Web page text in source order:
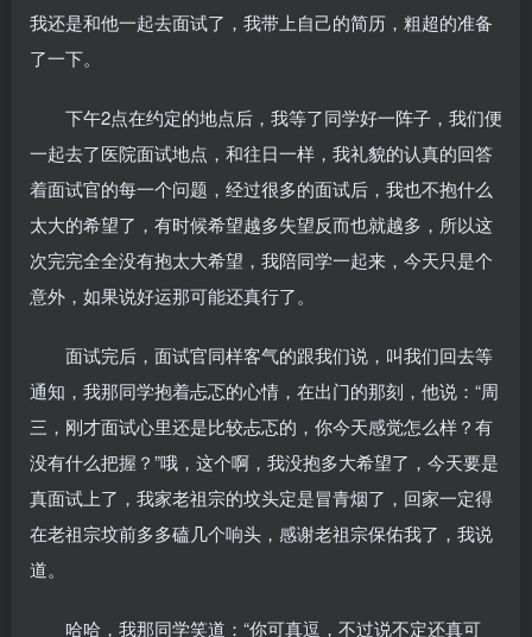
我还是和他一起去面试了，我带上自己的简历，粗超的准备
了一下。
下午2点在约定的地点后，我等了同学好一阵子，我们便
一起去了医院面试地点，和往日一样，我礼貌的认真的回答
着面试官的每一个问题，经过很多的面试后，我也不抱什么
太大的希望了，有时候希望越多失望反而也就越多，所以这
次完完全全没有抱太大希望，我陪同学一起来，今天只是个
意外，如果说好运那可能还真行了。
面试完后，面试官同样客气的跟我们说，叫我们回去等
通知，我那同学抱着忐忑的心情，在出门的那刻，他说：“周
三，刚才面试心里还是比较忐忑的，你今天感觉怎么样？有
没有什么把握？”哦，这个啊，我没抱多大希望了，今天要是
真面试上了，我家老祖宗的坟头定是冒青烟了，回家一定得
在老祖宗坟前多多磕几个响头，感谢老祖宗保佑我了，我说
道。
哈哈，我那同学笑道：“你可真逗，不过说不定还真可